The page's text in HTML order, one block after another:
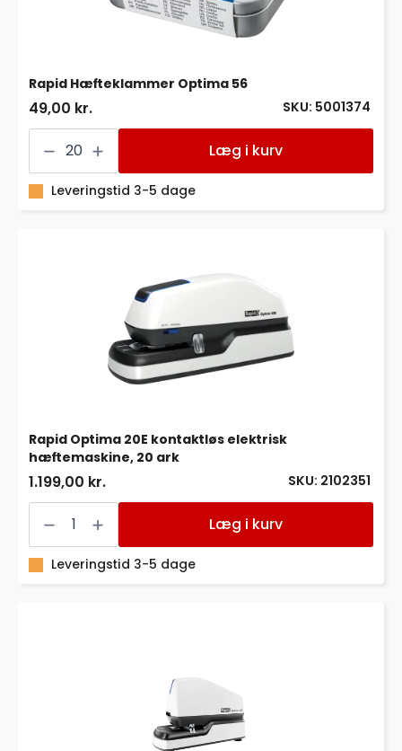
SKU: 5001374
Rapid Hæfteklammer Optima 56
49,00 kr.
Rapid
Hæfteklammer
56
antal
Læg i kurv
Leveringstid 3-5 dage
SKU: 2102351
Rapid Optima 20E kontaktløs elektrisk
hæftemaskine, 20 ark
1.199,00 kr.
Rapid
Optima
kontaktløs
elektrisk
Læg i kurv
Leveringstid 3-5 dage